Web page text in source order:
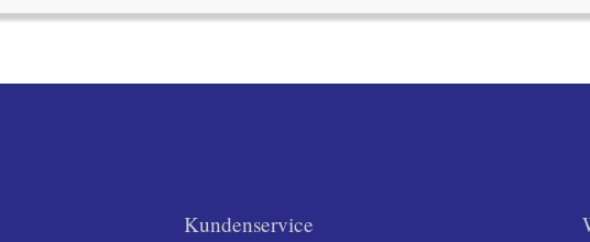
Kundenservice